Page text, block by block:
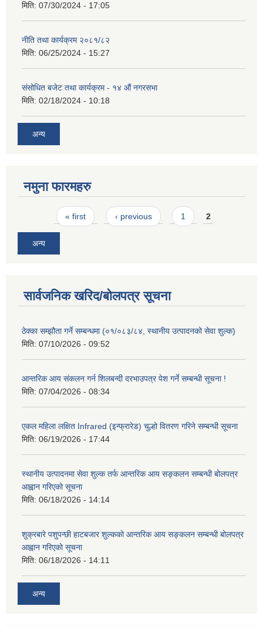
मिति: 07/30/2024 - 17:05
नीति तथा कार्यक्रम २०८१/८२
मिति: 06/25/2024 - 15:27
संसोधित बजेट तथा कार्यक्रम - १४ औं नगरसभा
मिति: 02/18/2024 - 10:18
अन्य
नमुना फारमहरु
Pages« first ‹ previous 1 2
अन्य
सार्वजनिक खरिद/बोलपत्र सूचना
ठेक्का सम्झौता गर्ने सम्बन्धमा (०१/०८३/८४, स्थानीय उत्पादनको सेवा शुल्क)
मिति: 07/10/2026 - 09:52
आन्तरिक आय संकलन गर्न शिलबन्दी दरभाउपत्र पेश गर्ने सम्बन्धी सूचना !
मिति: 07/04/2026 - 08:34
एकल महिला लक्षित Infrared (इन्फ्रारेड) चुल्हो वितरण गरिने सम्बन्धी सूचना
मिति: 06/19/2026 - 17:44
स्थानीय उत्पादनमा सेवा शुल्क तर्फ आन्तरिक आय सङ्कलन सम्बन्धी बोलपत्र
आह्वान गरिएको सूचना
मिति: 06/18/2026 - 14:14
शुक्रबारे पशुपन्छी हाटबजार शुल्कको आन्तरिक आय सङ्कलन सम्बन्धी बोलपत्र
आह्वान गरिएको सूचना
मिति: 06/18/2026 - 14:11
अन्य